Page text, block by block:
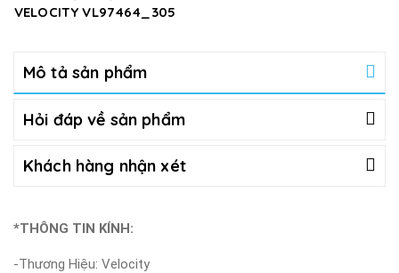
VELOCITY VL97464_305
Mô tả sản phẩm
Hỏi đáp về sản phẩm
Khách hàng nhận xét
*THÔNG TIN KÍNH:
-Thương Hiệu: Velocity